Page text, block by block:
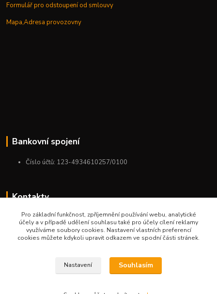
Formulář pro odstoupení od smlouvy
Mapa,Adresa provozovny
Bankovní spojení
Číslo účtů: 123-4934610257/0100
Kontakty
+420 775 954 963
9:00-12:00-13:00-16:00
Pro základní funkčnost, zpříjemnění používání webu, analytické
účely a v případě udělení souhlasu také pro účely cílení reklamy
využíváme soubory cookies. Nastavení vlastních preferencí
cookies můžete kdykoli upravit odkazem ve spodní části stránek.
Nastavení Souhlasím